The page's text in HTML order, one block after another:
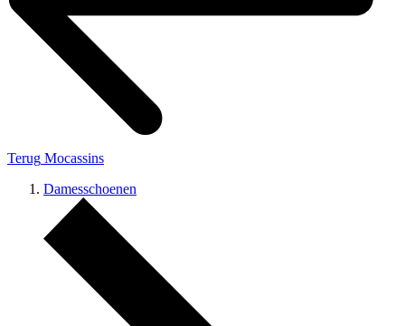
Terug Mocassins
Damesschoenen